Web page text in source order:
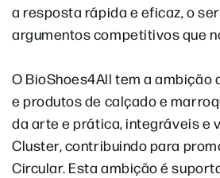
a resposta rápida e eficaz, o
argumentos competitivos que
O BioShoes4All tem a
e produtos de calçado e
da arte e prática, integráveis e
Cluster, contribuindo para
Circular. Esta ambição é